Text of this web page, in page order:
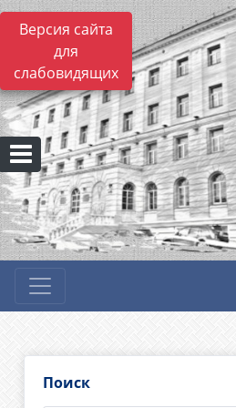
Версия сайта
для
слабовидящих
Поиск